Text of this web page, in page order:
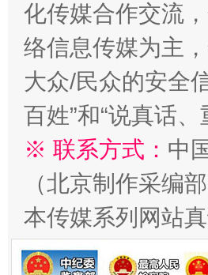
化传媒合作交流
络信息传媒为主
大众/民众的安全
百姓”和“说真话
※ 联系方式： 中
（北京制作采编部
本传媒系列网站